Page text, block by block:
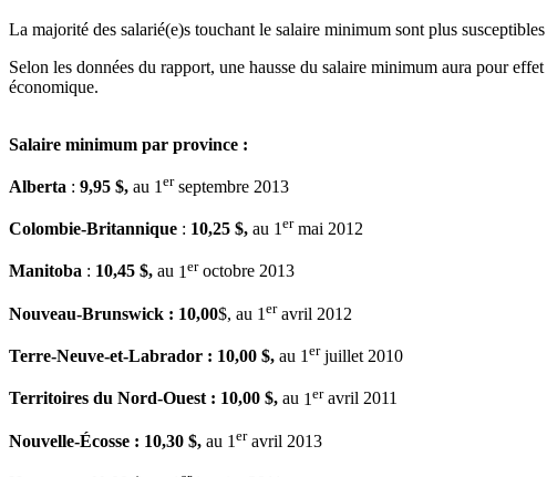
La majorité des salarié(e)s touchant le salaire minimum sont plus susceptibles
Selon les données du rapport, une hausse du salaire minimum aura poureffet
économique.
Salaire minimum par province :
Alberta : 9,95 $, au 1 er septembre 2013
Colombie-Britannique : 10,25 $, au 1 er mai 2012
Manitoba : 10,45 $, au 1 er octobre 2013
Nouveau-Brunswick : 10,00$, au 1 er avril 2012
Terre-Neuve-et-Labrador : 10,00 $, au 1 er juillet 2010
Territoires du Nord-Ouest: 10,00 $, au 1 er avril 2011
Nouvelle-Écosse : 10,30 $, au 1 er avril 2013